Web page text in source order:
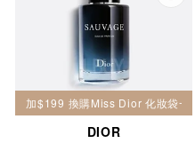
加$199 換購Miss Dior 化妝袋一個
DIOR